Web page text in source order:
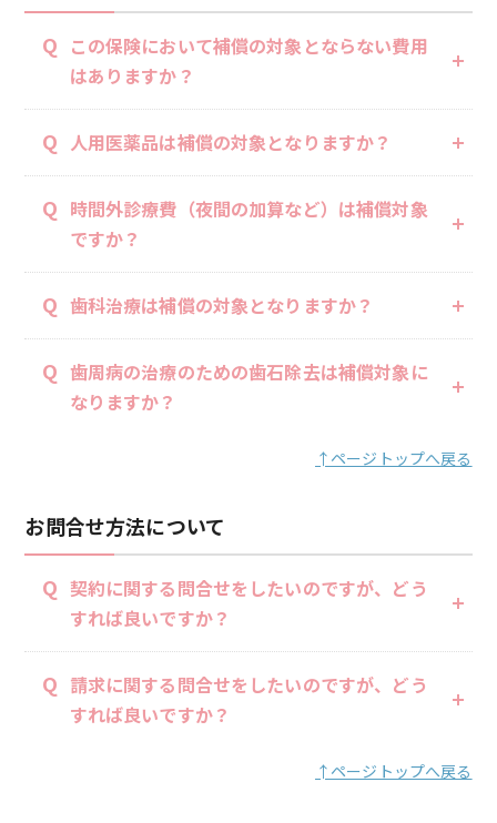
Q この保険において補償の対象とならない費用
はありますか？
Q 人用医薬品は補償の対象となりますか？
Q 時間外診療費（夜間の加算など）は補償対象
ですか？
Q 歯科治療は補償の対象となりますか？
Q 歯周病の治療のための歯石除去は補償対象に
なりますか？
↑ページトップへ戻る
お問合せ方法について
Q 契約に関する問合せをしたいのですが、どう
すれば良いですか？
Q 請求に関する問合せをしたいのですが、どう
すれば良いですか？
↑ページトップへ戻る